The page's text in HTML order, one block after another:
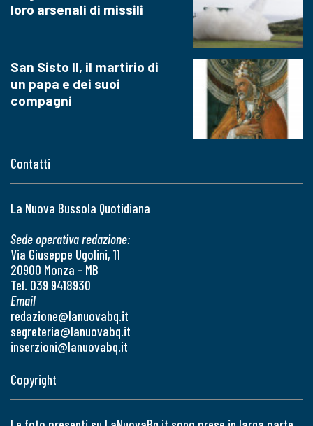
Contatti
La Nuova Bussola Quotidiana
Sede operativa redazione:
Via Giuseppe Ugolini, 11
20900 Monza - MB
Tel. 039 9418930
Email
redazione@lanuovabq.it
segreteria@lanuovabq.it
inserzioni@lanuovabq.it
loro arsenali di missili
San Sisto II, il martirio di
un papa e dei suoi
compagni
Copyright